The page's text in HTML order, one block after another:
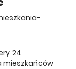
‘24
mieszkańców